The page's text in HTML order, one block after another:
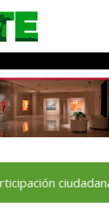
en Poza